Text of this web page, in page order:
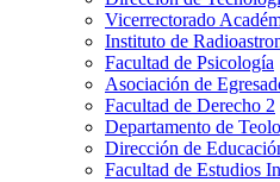
Vicerrectorado
Instituto de
Facultad de Psicología
Asociación de
Facultad de Derecho 2
Departamento de
Dirección de
Facultad de Estudios